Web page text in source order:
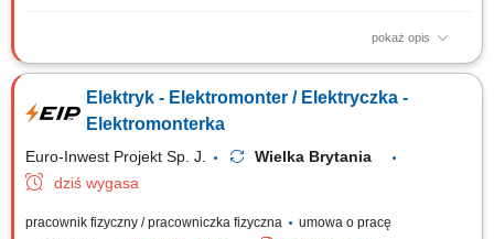
pokaż opis
Montaż i budowa tras oraz linii kablowych. Instalacja gniazdek,
sterowania i oświetlenia. Montaż rozdzielnic i szaf sterowniczych.
Elektryk - Elektromonter / Elektryczka -
Elektromonterka
Euro-Inwest Projekt Sp. J.
Wielka Brytania
dziś wygasa
pracownik fizyczny / pracowniczka fizyczna
umowa o pracę